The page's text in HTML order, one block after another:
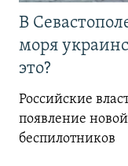
В
моря
это?
Российские
появление
беспилотников